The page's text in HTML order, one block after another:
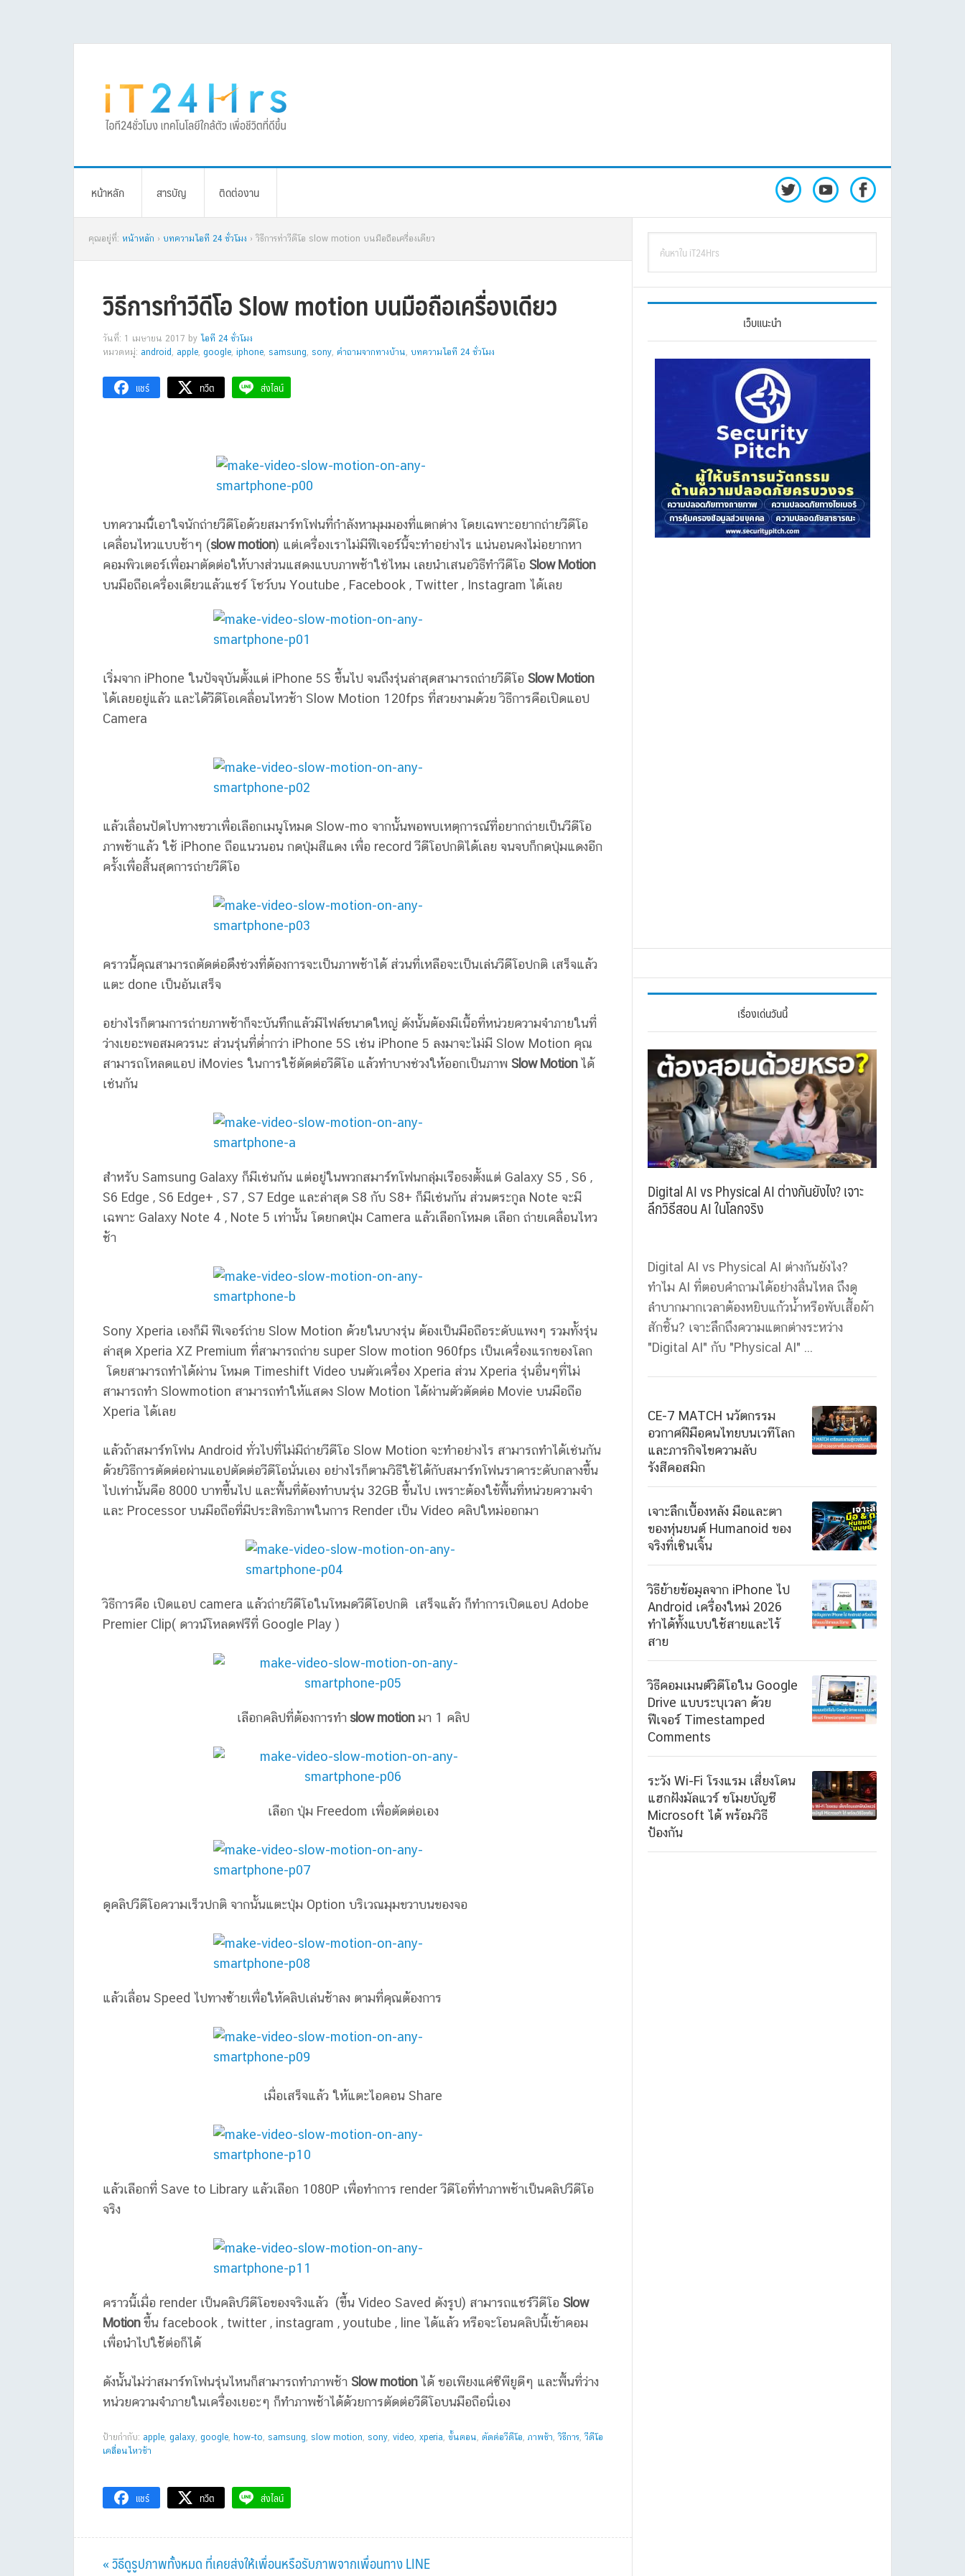
หน้าหลัก สารบัญ ติดต่องาน
คุณอยู่ที่: หน้าหลัก › บทความไอที 24 ชั่วโมง › วิธีการทำวีดีโอ slow motion บนมือถือเครื่องเดียว
วิธีการทำวีดีโอ Slow motion บนมือถือเครื่องเดียว
วันที่: 1 เมษายน 2017 by ไอที 24 ชั่วโมง
หมวดหมู่: android , apple, google, iphone, samsung, sony, คำถามจากทางบ้าน, บทความไอที 24 ชั่วโมง
แชร์ ทวีต ส่งไลน์
บทความนี่้เอาใจนักถ่ายวีดีโอด้วยสมาร์ทโฟนที่กำลังหามุมมองที่แตกต่าง โดยเฉพาะอยากถ่ายวีดีโอ
เคลื่อนไหวแบบช้าๆ (slow motion) แต่เครื่องเราไม่มีฟีเจอร์นี้จะทำอย่างไร แน่นอนคงไม่อยากหา
คอมพิวเตอร์เพื่อมาตัดต่อให้บางส่วนแสดงแบบภาพช้าใช่ไหม เลยนำเสนอวิธีทำวีดีโอ Slow Motion
บนมือถือเครื่องเดียวแล้วแชร์ โชว์บน Youtube , Facebook , Twitter , Instagram ได้เลย
เริ่มจาก iPhone ในปัจจุบันตั้งแต่ iPhone 5S ขึ้นไป จนถึงรุ่นล่าสุดสามารถถ่ายวีดีโอ Slow Motion
ได้เลยอยู่แล้ว และได้วีดีโอเคลื่อนไหวช้า Slow Motion 120fps ที่สวยงามด้วยวิธีการคือเปิดแอป
Camera
แล้วเลื่อนปัดไปทางขวาเพื่อเลือกเมนูโหมด Slow-mo จากนั้นพอพบเหตุการณ์ที่อยากถ่ายเป็นวีดีโอ
ภาพช้าแล้ว ใช้ iPhone ถือแนวนอน กดปุ่มสีแดง เพื่อ record วีดีโอปกติได้เลย จนจบก็กดปุ่มแดงอีก
ครั้งเพื่อสิ้นสุดการถ่ายวีดีโอ
คราวนี้คุณสามารถตัดต่อดึงช่วงที่ต้องการจะเป็นภาพช้าได้ ส่วนที่เหลือจะเป็นเล่นวีดีโอปกติ เสร็จแล้ว
แตะ done เป็นอันเสร็จ
อย่างไรก็ตามการถ่ายภาพช้าก็จะบันทึกแล้วมีไฟล์ขนาดใหญ่ ดังนั้นต้องมีเนื้อที่หน่วยความจำภายในที่
ว่างเยอะพอสมควรนะ ส่วนรุ่นที่ต่ำกว่า iPhone 5S เช่น iPhone 5 ลงมาจะไม่มี Slow Motion คุณ
สามารถโหลดแอป iMovies ในการใช้ตัดต่อวีดีโอ แล้วทำบางช่วงให้ออกเป็นภาพ Slow Motionได้
เช่นกัน
สำหรับ Samsung Galaxy ก็มีเช่นกัน แต่อยู่ในพวกสมาร์ทโฟนกลุ่มเรือธงตั้งแต่ Galaxy S5 , S6 ,
S6 Edge , S6 Edge+ , S7 , S7 Edge และล่าสุด S8 กับ S8+ ก็มีเช่นกัน ส่วนตระกูล Note จะมี
เฉพาะ Galaxy Note 4 , Note 5 เท่านั้น โดยกดปุ่ม Camera แล้วเลือกโหมด เลือก ถ่ายเคลื่อนไหว
ช้า
Sony Xperia เองก็มี ฟีเจอร์ถ่าย Slow Motion ด้วยในบางรุ่น ต้องเป็นมือถือระดับแพงๆ รวมทั้งรุ่น
ล่าสุด Xperia XZ Premium ที่สามารถถ่าย super Slow motion 960fps เป็นเครื่องแรกของโลก
โดยสามารถทำได้ผ่าน โหมด Timeshift Video บนตัวเครื่อง Xperia ส่วน Xperia รุ่นอื่นๆที่ไม่
สามารถทำ Slowmotion สามารถทำให้แสดง Slow Motion ได้ผ่านตัวตัดต่อ Movie บนมือถือ
Xperia ได้เลย
แล้วถ้าสมาร์ทโฟน Android ทั่วไปที่ไม่มีถ่ายวีดีโอ Slow Motion จะทำอย่างไร สามารถทำได้เช่นกัน
ด้วยวิธีการตัดต่อผ่านแอปตัดต่อวีดีโอนั่นเอง อย่างไรก็ตามวิธีใช้ได้กับสมาร์ทโฟนราคาระดับกลางขึ้น
ไปเท่านั้นคือ 8000 บาทขึ้นไป และพื้นที่ต้องทำบนรุ่น 32GB ขึ้นไป เพราะต้องใข้พื้นที่หน่วยความจำ
และ Processor บนมือถือที่มีประสิทธิภาพในการ Render เป็น Video คลิปใหม่ออกมา
วิธีการคือ เปิดแอป camera แล้วถ่ายวีดีโอในโหมดวีดีโอปกติ เสร็จแล้ว ก็ทำการเปิดแอป Adobe
Premier Clip( ดาวน์โหลดฟรีที่ Google Play )
เลือกคลิปที่ต้องการทำslow motionมา 1 คลิป
เลือก ปุ่ม Freedom เพื่อตัดต่อเอง
ดูคลิปวีดีโอความเร็วปกติ จากนั้นแตะปุ่ม Option บริเวณมุมขวาบนของจอ
แล้วเลื่อน Speed ไปทางซ้ายเพื่อให้คลิปเล่นช้าลง ตามที่คุณต้องการ
เมื่อเสร็จแล้ว ให้แตะไอคอน Share
แล้วเลือกที่ Save to Library แล้วเลือก 1080P เพื่อทำการ render วีดีโอที่ทำภาพช้าเป็นคลิปวีดีโอ
จริง
คราวนี้เมื่อ render เป็นคลิปวีดีโอของจริงแล้ว (ขึ้น Video Saved ดังรูป) สามารถแชร์วีดีโอ Slow
Motionขึ้น facebook , twitter , instagram , youtube , line ได้แล้ว หรือจะโอนคลิปนี้เข้าคอม
เพื่อนำไปใช้้ต่อก็ได้
ดังนั้นไม่ว่าสมาร์ทโฟนรุ่นไหนก็สามารถทำภาพช้า Slow motionได้ ขอเพียงแค่ซีพียูดีๆ และพื้นที่ว่าง
หน่วยความจำภายในเครื่องเยอะๆ ก็ทำภาพช้าได้ด้วยการตัดต่อวีดีโอบนมือถือนี่เอง
ป้ายกำกับ: apple, galaxy, google, how-to, samsung, slow motion, sony, video, xperia, ขั้นตอน, ตัดต่อวีดีโอ, ภาพช้า,วิธีการ,วีดีโอ
เคลื่อนไหวช้า
แชร์ ทวีต ส่งไลน์
Previous
« วิธีดูรูปภาพทั้งหมด ที่เคยส่งให้เพื่อนหรือรับภาพจากเพื่อนทาง LINE
Primary
Sidebar
iT24Hrs
เว็บแนะนำ
เรื่องเด่นวันนี้
Digital AI vs Physical AI ต่างกันยังไง? เจาะ
ลึกวิธีสอน AI ในโลกจริง
Digital AI vs Physical AI ต่างกันยังไง?
ทำไม AI ที่ตอบคำถามได้อย่างลื่นไหล ถึงดู
ลำบากมากเวลาต้องหยิบแก้วน้ำหรือพับเสื้อผ้า
สักชิ้น? เจาะลึกถึงความแตกต่างระหว่าง
"Digital AI" กับ "Physical AI" ...
CE-7 MATCH นวัตกรรม
อวกาศฝีมือคนไทยบนเวทีโลก
และภารกิจไขความลับ
รังสีคอสมิก
เจาะลึกเบื้องหลัง มือและตา
ของหุ่นยนต์ Humanoid ของ
จริงที่เซินเจิ้น
วิธีย้ายข้อมูลจาก iPhone ไป
Android เครื่องใหม่ 2026
ทำได้ทั้งแบบใช้สายและไร้
สาย
วิธีคอมเมนต์วิดีโอใน Google
Drive แบบระบุเวลา ด้วย
ฟีเจอร์ Timestamped
Comments
ระวัง Wi-Fi โรงแรม เสี่ยงโดน
แฮกฝังมัลแวร์ ขโมยบัญชี
Microsoft ได้ พร้อมวิธี
ป้องกัน